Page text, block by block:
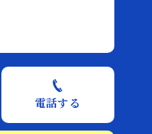
電話する